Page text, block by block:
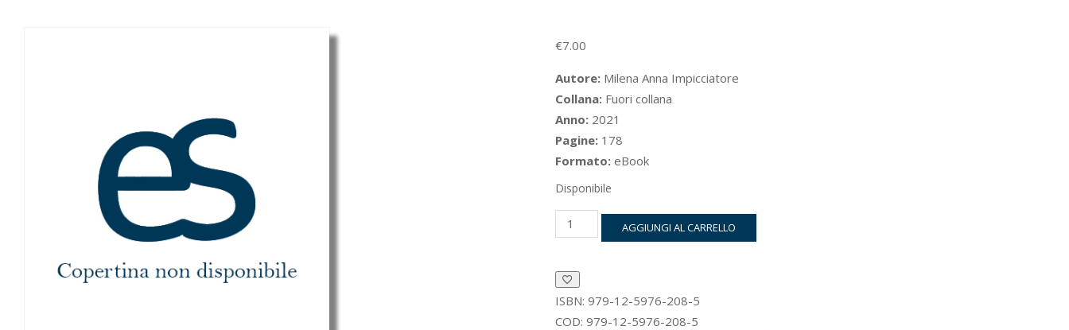
€7.00
Autore: Milena Anna Impicciatore
Collana: Fuori collana
Anno: 2021
Pagine: 178
Formato:eBook
Disponibile
professionalità
del
lavoro:
nuove
AGGIUNGI AL CARRELLO
ISBN: 979-12-5976-208-5
COD: 979-12-5976-208-5